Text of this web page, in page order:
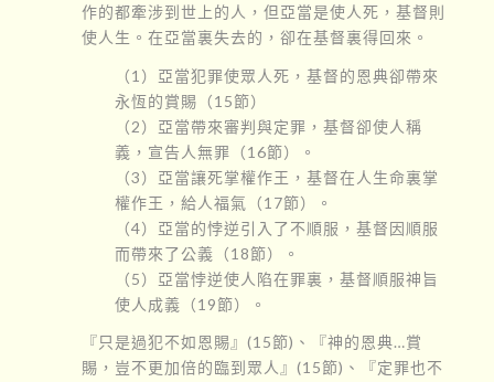
作的都牽涉到世上的人，但亞當是使人死，基督則
使人生。在亞當裏失去的，卻在基督裏得回來。
（1）亞當犯罪使眾人死，基督的恩典卻帶來
永恆的賞賜（15節）
（2）亞當帶來審判與定罪，基督卻使人稱
義，宣告人無罪（16節）。
（3）亞當讓死掌權作王，基督在人生命裏掌
權作王，給人福氣（17節）。
（4）亞當的悖逆引入了不順服，基督因順服
而帶來了公義（18節）。
（5）亞當悖逆使人陷在罪裏，基督順服神旨
使人成義（19節）。
『只是過犯不如恩賜』(15節)、『神的恩典…賞
賜，豈不更加倍的臨到眾人』(15節)、『定罪也不